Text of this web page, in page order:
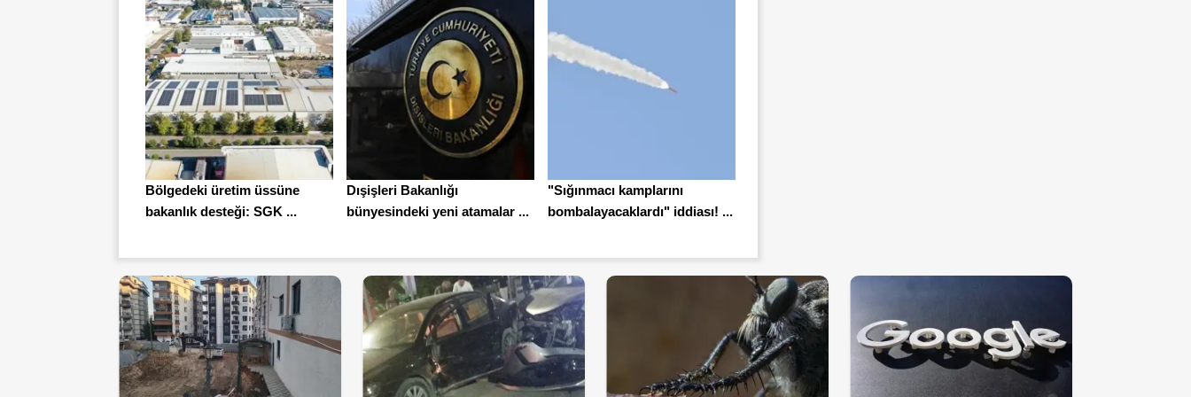
Bölgedeki üretim üssüne
bakanlık desteği: SGK ...
Dışişleri Bakanlığı
bünyesindeki yeni atamalar ...
"Sığınmacı kamplarını
bombalayacaklardı" iddiası! ...